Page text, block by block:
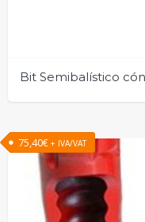
Bit Semibalístico
75,40€ + IVA/VAT